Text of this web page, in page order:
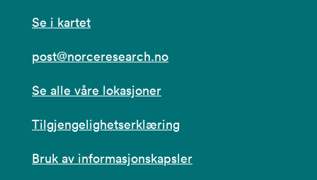
Se i kartet
post@norceresearch.no
Se alle våre lokasjoner
Tilgjengelighetserklæring
Bruk av informasjonskapsler